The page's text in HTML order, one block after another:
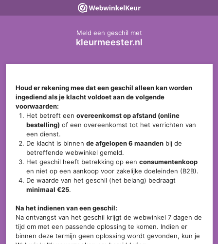
Meld een geschil met
kleurmeester.nl
Houd er rekening mee dat een geschil alleen kan worden
ingediend als je klacht voldoet aan de volgende
voorwaarden:
Het betreft eenovereenkomst op afstand (online
bestelling) of een overeenkomst tot het verrichten van
een dienst.
De klacht is binnende afgelopen 6 maanden bij de
betreffende webwinkel gemeld.
Het geschil heeft betrekking op eenconsumentenkoop
en niet op een aankoop voor zakelijke doeleinden (B2B).
De waarde van het geschil (het belang) bedraagt
minimaal €25.
Na het indienen van een geschil:
Na ontvangst van het geschil krijgt de webwinkel 7 dagen de
tijd om met een passende oplossing te komen. Indien er
binnen deze termijn geen oplossing wordt gevonden, kun je